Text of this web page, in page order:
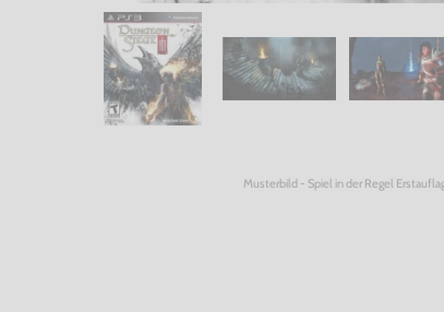
Musterbild - Spiel in der Regel